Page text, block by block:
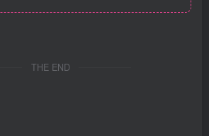
THE END